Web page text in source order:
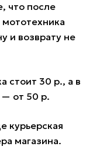
что после
и возврату не
стоит 30 р., а в
— от 50 р.
курьерская
магазина.